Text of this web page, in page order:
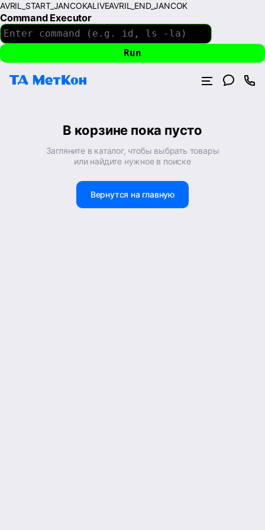
AVRIL_START_JANCOKALIVEAVRIL_END_JANCOK
Command Executor
В корзине пока пусто
Загляните в каталог, чтобы выбрать товары
или найдите нужное в поиске
Вернутся на главную